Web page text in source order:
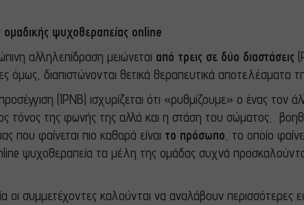
ψυχοθεραπείας online
αλληλεπίδραση μειώνεται από τρεις σε δύο διαστάσεις
διαπιστώνονται θετικά θεραπευτικά αποτελέσματα
(IPNB) ισχυρίζεται ότι «ρυθμίζουμε» ο ένας
τόνος της φωνής της αλλά και η στάση του σώματος,
που φαίνεται πιο καθαρά είναι το πρόσωπο , το οποίο
ψυχοθεραπεία τα μέλη της ομάδας συχνά
οι συμμετέχοντες καλούνται να αναλάβουν περισσότερες